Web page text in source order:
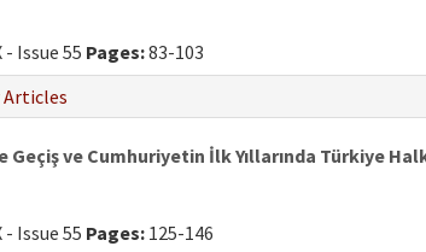
- Issue 55 Pages:83-103
Geçiş ve Cumhuriyetin İlk Yıllarında Türkiye Halk
- Issue 55 Pages: 125-146